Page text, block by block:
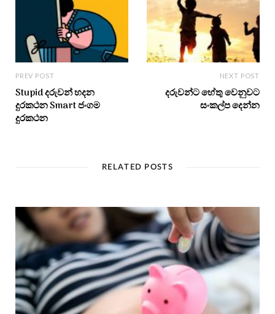
PREV POST
Stupid දරුවන් හදන
දුරකථන Smart ජංගම
දුරකථන
NEXT POST
දරුවන්ට හේතු වෙනුවට
සංකල්ප දෙන්න
RELATED POSTS